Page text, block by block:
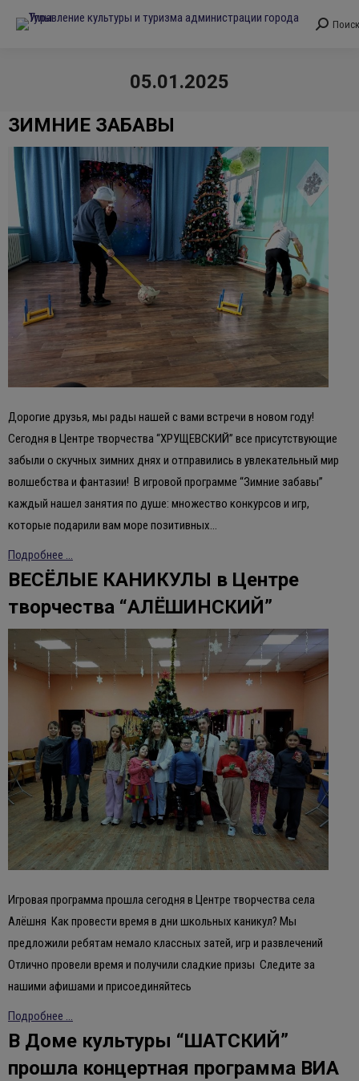
Поиск:
Поиск
05.01.2025
ЗИМНИЕ ЗАБАВЫ
Дорогие друзья, мы рады нашей с вами встречи в новом году!
Сегодня в Центре творчества “ХРУЩЕВСКИЙ” все присутствующие
забыли о скучных зимних днях и отправились в увлекательный мир
волшебства и фантазии! В игровой программе “Зимние забавы”
каждый нашел занятия по душе: множество конкурсов и игр,
которые подарили вам море позитивных…
Подробнее ...
ВЕСËЛЫЕ КАНИКУЛЫ в Центре
творчества “АЛЁШИНСКИЙ”
Игровая программа прошла сегодня в Центре творчества села
Алёшня Как провести время в дни школьных каникул? Мы
предложили ребятам немало классных затей, игр и развлечений
Отлично провели время и получили сладкие призы Следите за
нашими афишами и присоединяйтесь
Подробнее ...
В Доме культуры “ШАТСКИЙ”
прошла концертная программа ВИА